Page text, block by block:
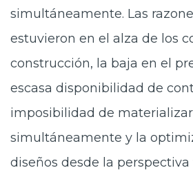
simultáneamente. Las
estuvieron en el alza de los
construcción, la baja en el
escasa disponibilidad de
imposibilidad de
simultáneamente y la
diseños desde la perspectiva